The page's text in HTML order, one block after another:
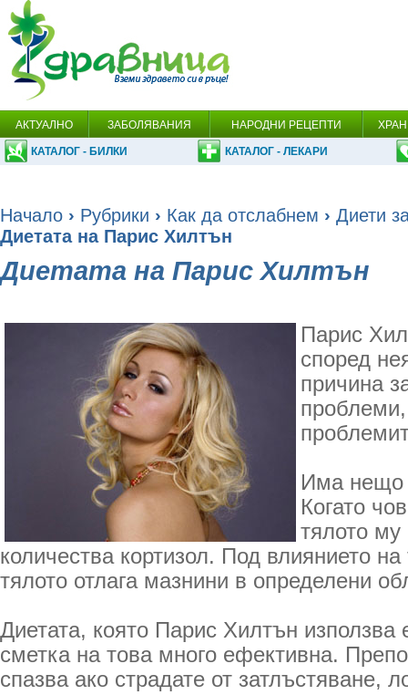
АКТУАЛНО ЗАБОЛЯВАНИЯ НАРОДНИ РЕЦЕПТИ
КАТАЛОГ - БИЛКИ КАТАЛОГ - ЛЕКАРИ
Начало › Рубрики › Как да отслабнем › Диети
Диетата на Парис Хилтън
Диетата на Парис Хилтън
Парис
според
причина
Има нещо
Когато
тялото му
количества кортизол. Под влиянието
тялото отлага мазнини в определени
Диетата, която Парис Хилтън използва
сметка на това много ефективна.
спазва ако страдате от затлъстяване,